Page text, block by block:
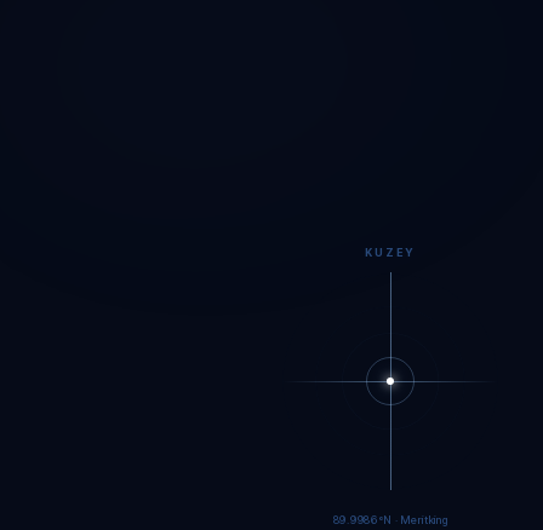
KUZEY
89.9984°N · Meritking